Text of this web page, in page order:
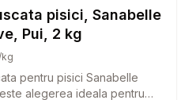
Hrana Uscata Pisici
pisici, Sanabelle
Pui, 2 kg
kg
pentru pisici Sanabelle
alegerea ideala pentru